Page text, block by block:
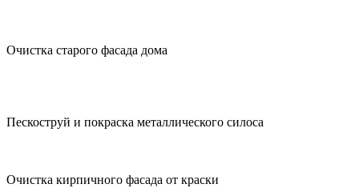
Очистка старого фасада дома
Пескоструй и покраска металлического силоса
Очистка кирпичного фасада от краски